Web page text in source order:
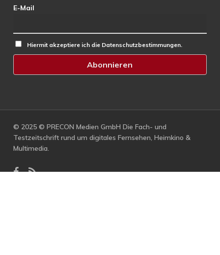
E-Mail
Hiermit akzeptiere ich die Datenschutzbestimmungen.
© 2025 © PRECON Medien GmbH Die Fach- und
Testzeitschrift rund um digitales Fernsehen, Heimkino &
Multimedia.
facebook
RSS